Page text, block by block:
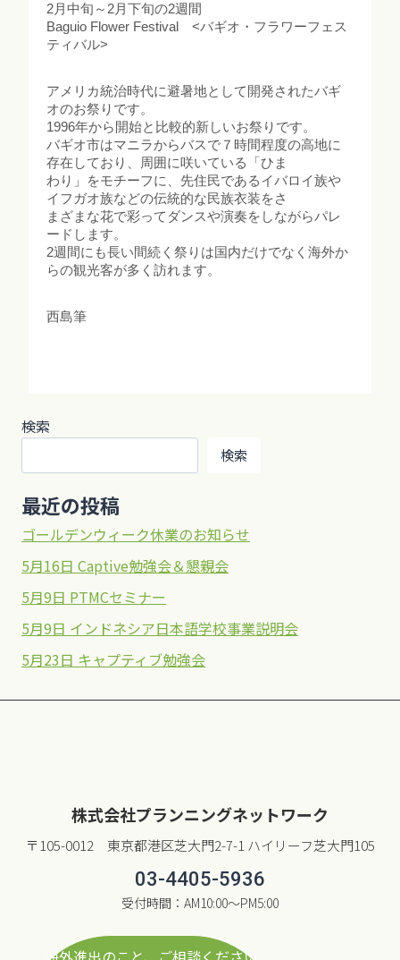
2月中旬～2月下旬の2週間
Baguio Flower Festival <バギオ・フラワーフェス
ティバル>
アメリカ統治時代に避暑地として開発されたバギ
オのお祭りです。
1996年から開始と比較的新しいお祭りです。
バギオ市はマニラからバスで７時間程度の高地に
存在しており、周囲に咲いている「ひま
わり」をモチーフに、先住民であるイバロイ族や
イフガオ族などの伝統的な民族衣装をさ
まざまな花で彩ってダンスや演奏をしながらパレ
ードします。
2週間にも長い間続く祭りは国内だけでなく海外か
らの観光客が多く訪れます。
西島筆
検索
検索
最近の投稿
ゴールデンウィーク休業のお知らせ
5月16日 Captive勉強会＆懇親会
5月9日 PTMCセミナー
5月9日 インドネシア日本語学校事業説明会
5月23日 キャプティブ勉強会
株式会社プランニングネットワーク
〒105-0012 東京都港区芝大門2-7-1 ハイリーフ芝大門105
03-4405-5936
受付時間：AM10:00〜PM5:00